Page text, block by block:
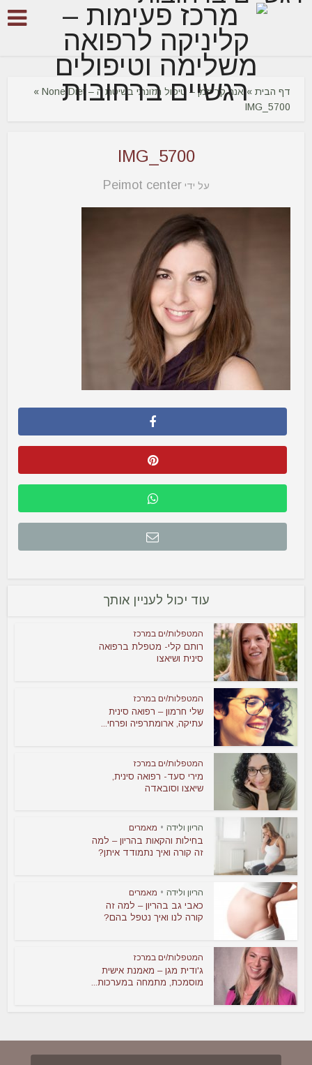
דף הבית »אנה קרייזמן – טיפול תזונתי בשיטת ה – None Diet
»
IMG_5700
IMG_5700
על ידיPeimot center
עוד יכול לעניין אותך
המטפלות/ים במרכז
רותם קלי- מטפלת ברפואה
סינית ושיאצו
המטפלות/ים במרכז
שלי חרמון – רפואה סינית
עתיקה, ארומתרפיה ופרחי...
המטפלות/ים במרכז
מירי סעד- רפואה סינית,
שיאצו וסובאדה
הריון ולידה • מאמרים
בחילות והקאות בהריון – למה
זה קורה ואיך נתמודד איתן?
הריון ולידה • מאמרים
כאבי גב בהריון – למה זה
קורה לנו ואיך נטפל בהם?
המטפלות/ים במרכז
ג'ודית מגן – מאמנת אישית
מוסמכת, מתמחה במערכות...